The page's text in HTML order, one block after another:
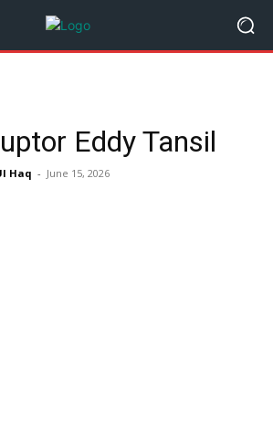
Eddy Tansil
Haq - June 15, 2026